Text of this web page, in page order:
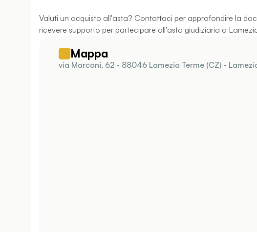
Valuti un acquisto all'asta? Contattaci per approfondire la
ricevere supporto per partecipare all'asta giudiziaria a
Mappa
via Marconi, 62 - 88046 Lamezia Terme (CZ) -